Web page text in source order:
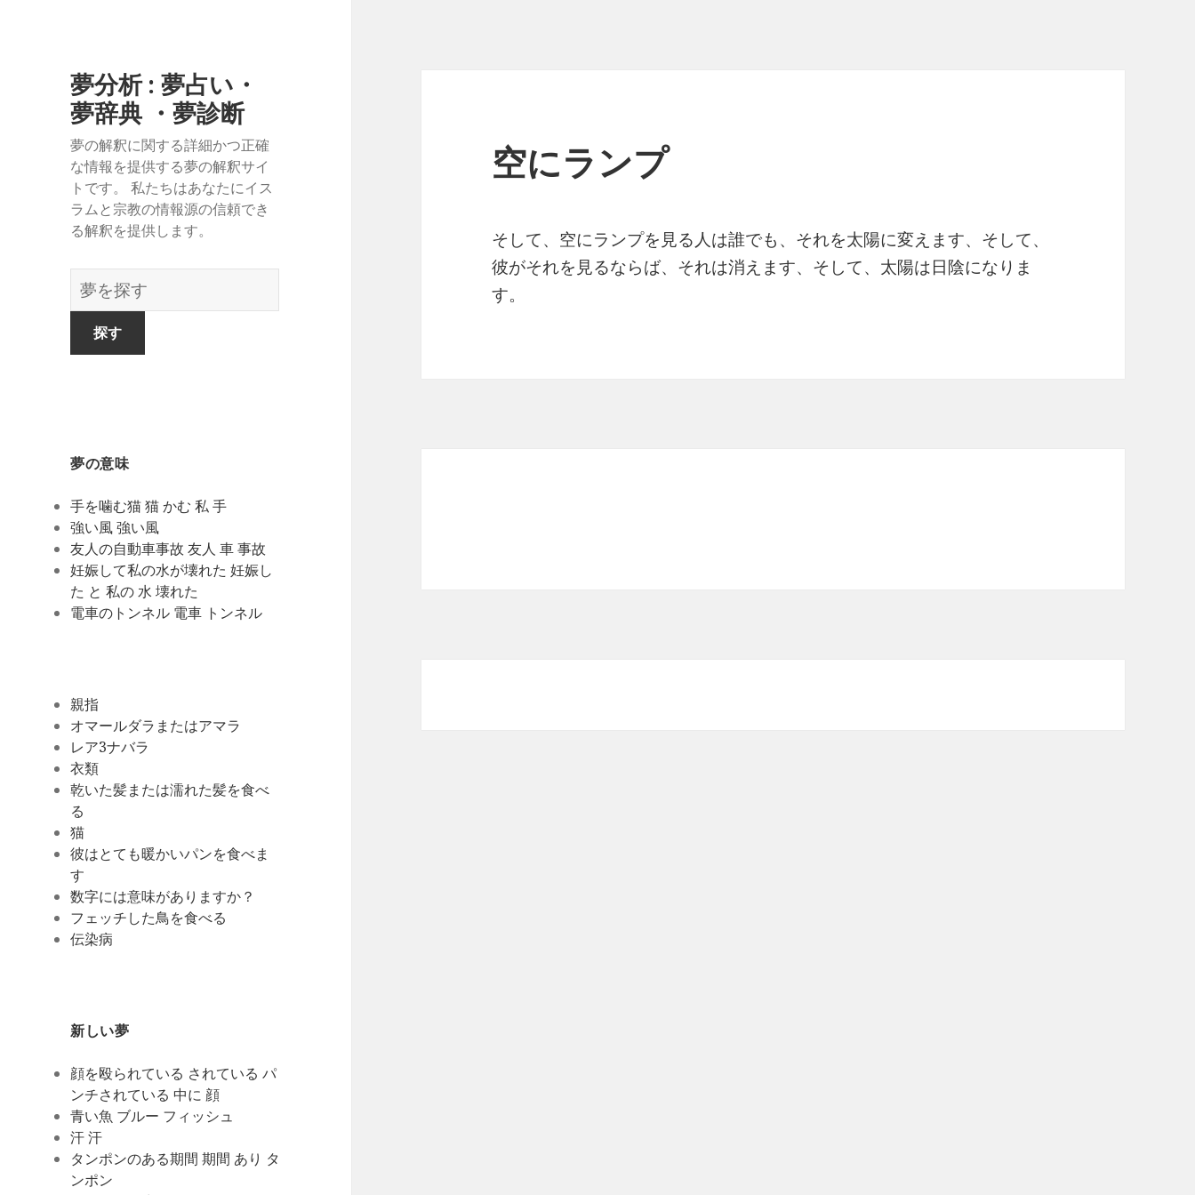
夢分析 : 夢占い・
夢辞典 ・夢診断
夢の解釈に関する詳細かつ正確
な情報を提供する夢の解釈サイ
トです。 私たちはあなたにイス
ラムと宗教の情報源の信頼でき
る解釈を提供します。
夢
の
夢の意味
手を噛む猫 猫 かむ 私 手
強い風 強い風
友人の自動車事故 友人 車 事故
妊娠して私の水が壊れた 妊娠し
た と 私の 水 壊れた
電車のトンネル 電車 トンネル
親指
オマールダラまたはアマラ
レア3ナバラ
衣類
乾いた髪または濡れた髪を食べ
る
猫
彼はとても暖かいパンを食べま
す
数字には意味がありますか？
フェッチした鳥を食べる
伝染病
新しい夢
顔を殴られている されている パ
ンチされている 中に 顔
青い魚 ブルー フィッシュ
汗 汗
タンポンのある期間 期間 あり タ
ンポン
空にランプ
そして、空にランプを見る人は誰でも、それを太陽に変えます、そして、
彼がそれを見るならば、それは消えます、そして、太陽は日陰になりま
す。